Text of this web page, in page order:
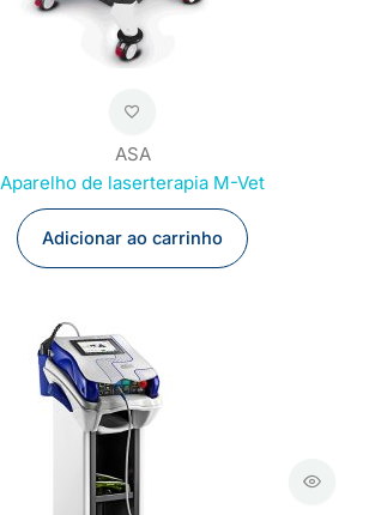
ASA
Aparelho de laserterapia M-Vet
Adicionar ao carrinho